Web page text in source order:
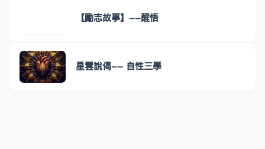
【勵志故事】--醒悟
星雲說偈-- 自性三學